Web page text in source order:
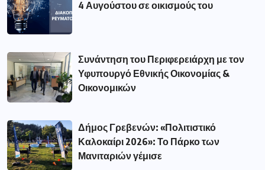
4 Αυγούστου σε οικισμούς του
Συνάντηση του Περιφερειάρχη με τον
Υφυπουργό Εθνικής Οικονομίας &
Οικονομικών
Δήμος Γρεβενών: «Πολιτιστικό
Καλοκαίρι 2026»: Το Πάρκο των
Μανιταριών γέμισε